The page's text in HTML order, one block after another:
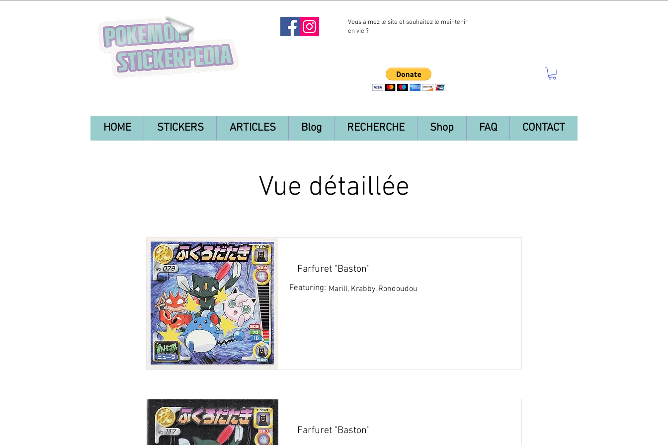
Vous aimez le site et souhaitez le maintenir
en vie ?
HOME STICKERS ARTICLES Blog RECHERCHE Shop FAQ CONTACT
Vue détaillée
Farfuret "Baston"
Marill, Krabby, Rondoudou
Featuring:
Farfuret "Baston"